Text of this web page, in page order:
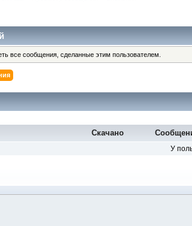
все сообщения, сделанные этим пользователем.
Скачано
У